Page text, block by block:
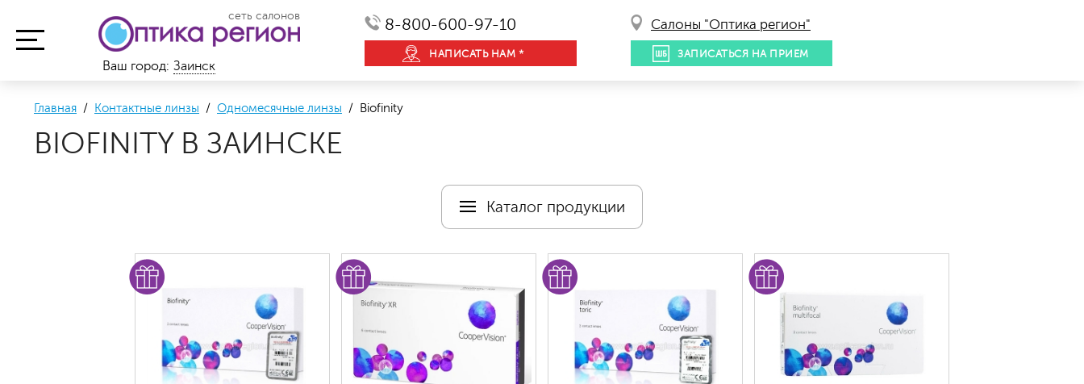
сеть салонов 8-800-600-97-10
НАПИСАТЬ НАМ *
Салоны "Оптика регион"
ЗАПИСАТЬСЯ НА ПРИЕМ
Ваш город: Заинск
Главная / Контактные линзы / Одномесячные линзы / Biofinity
BIOFINITY В ЗАИНСКЕ
Каталог продукции